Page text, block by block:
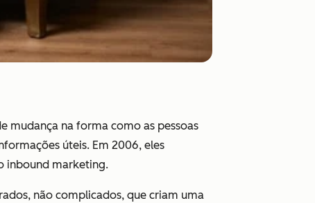
mudança na forma como as pessoas
úteis. Em 2006, eles
inbound marketing.
não complicados, que criam uma